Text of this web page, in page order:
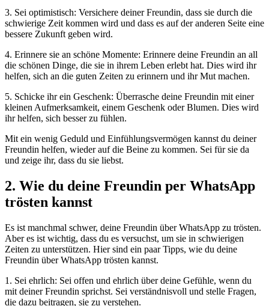
3. Sei optimistisch: Versichere deiner Freundin, dass sie durch die
schwierige Zeit kommen wird und dass es auf der anderen Seite eine
bessere Zukunft geben wird.
4. Erinnere sie an schöne Momente: Erinnere deine Freundin an all
die schönen Dinge, die sie in ihrem Leben erlebt hat. Dies wird ihr
helfen, sich an die guten Zeiten zu erinnern und ihr Mut machen.
5. Schicke ihr ein Geschenk: Überrasche deine Freundin mit einer
kleinen Aufmerksamkeit, einem Geschenk oder Blumen. Dies wird
ihr helfen, sich besser zu fühlen.
Mit ein wenig Geduld und Einfühlungsvermögen kannst du deiner
Freundin helfen, wieder auf die Beine zu kommen. Sei für sie da
und zeige ihr, dass du sie liebst.
2. Wie du deine Freundin per WhatsApp
trösten kannst
Es ist manchmal schwer, deine Freundin über WhatsApp zu trösten.
Aber es ist wichtig, dass du es versuchst, um sie in schwierigen
Zeiten zu unterstützen. Hier sind ein paar Tipps, wie du deine
Freundin über WhatsApp trösten kannst.
1. Sei ehrlich: Sei offen und ehrlich über deine Gefühle, wenn du
mit deiner Freundin sprichst. Sei verständnisvoll und stelle Fragen,
die dazu beitragen, sie zu verstehen.